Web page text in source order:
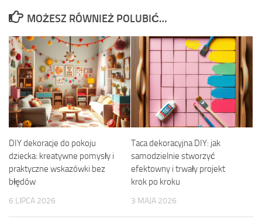
MOŻESZ RÓWNIEŻ POLUBIĆ…
DIY dekoracje do pokoju
dziecka: kreatywne pomysły i
praktyczne wskazówki bez
błędów
6 LIPCA 2026
Taca dekoracyjna DIY: jak
samodzielnie stworzyć
efektowny i trwały projekt
krok po kroku
3 MAJA 2026